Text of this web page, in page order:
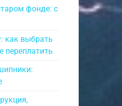
фонде: с
как выбрать
переплатить